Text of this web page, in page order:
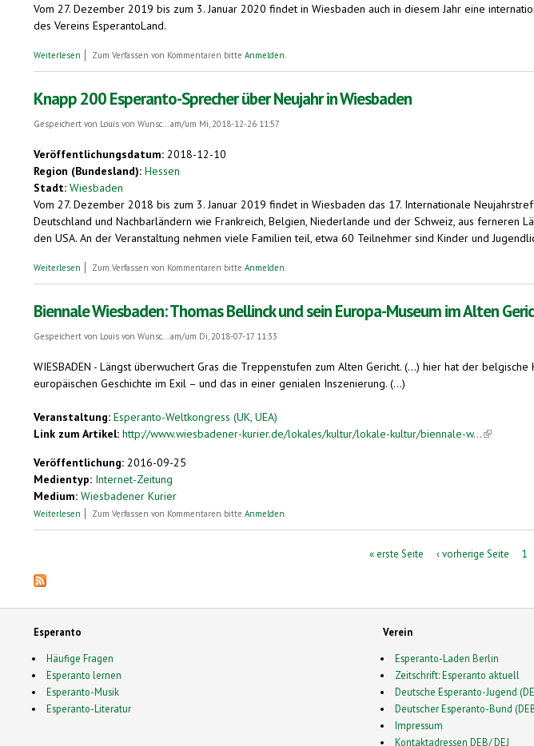
Vom 27. Dezember 2019 bis zum 3. Januar 2020 findet in Wiesbaden auch in diesem Jahr eine
des Vereins EsperantoLand.
Weiterlesen über Internationale Esperanto-Veranstaltung über Neujahr in Wiesbaden. Knapp 200 Gäste erwartet
Zum Verfassen von Kommentaren bitte Anmelden.
Knapp 200 Esperanto-Sprecher über Neujahr in Wiesbaden
Gespeichert von Louis von Wunsc...am/um Mi, 2018-12-26 11:57
Veröffentlichungsdatum: 2018-12-10
Region (Bundesland): Hessen
Stadt: Wiesbaden
Vom 27. Dezember 2018 bis zum 3. Januar 2019 findet in Wiesbaden das 17. Internationale
Deutschland und Nachbarländern wie Frankreich, Belgien, Niederlande und der Schweiz, aus ferneren
den USA. An der Veranstaltung nehmen viele Familien teil, etwa 60 Teilnehmer sind Kinder und
Weiterlesen über Knapp 200 Esperanto-Sprecher über Neujahr in Wiesbaden
Zum Verfassen von Kommentaren bitte Anmelden.
Biennale Wiesbaden: Thomas Bellinck und sein Europa-Museum im Alten
Gespeichert von Louis von Wunsc...am/um Di, 2018-07-17 11:33
WIESBADEN - Längst überwuchert Gras die Treppenstufen zum Alten Gericht. (...) hier hat der
europäischen Geschichte im Exil – und das in einer genialen Inszenierung. (...)
Veranstaltung: Esperanto-Weltkongress (UK, UEA)
Link zum Artikel: http://www.wiesbadener-kurier.de/lokales/kultur/lokale-kultur/biennale-w...(link is
Veröffentlichung: 2016-09-25
Medientyp: Internet-Zeitung
Medium: Wiesbadener Kurier
Weiterlesen über Biennale Wiesbaden: Thomas Bellinck und sein Europa-Museum im Alten Gericht
Zum Verfassen von Kommentaren bitte Anmelden.
« erste Seite ‹ vorherige Seite 1
Esperanto
Häufige Fragen
Esperanto lernen
Esperanto-Musik
Esperanto-Literatur
Verein
Esperanto-Laden Berlin
Zeitschrift: Esperanto aktuell
Deutsche Esperanto-Jugend
Deutscher Esperanto-Bund
Impressum
Kontaktadressen DEB/ DEJ